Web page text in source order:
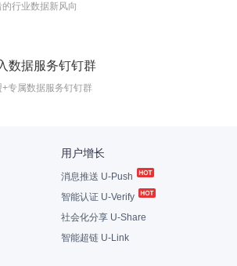
的行业数据新风向
数据服务钉钉群
+专属数据服务钉钉群
用户增长
消息推送 U-Push
智能认证 U-Verify
社会化分享 U-Share
智能超链 U-Link